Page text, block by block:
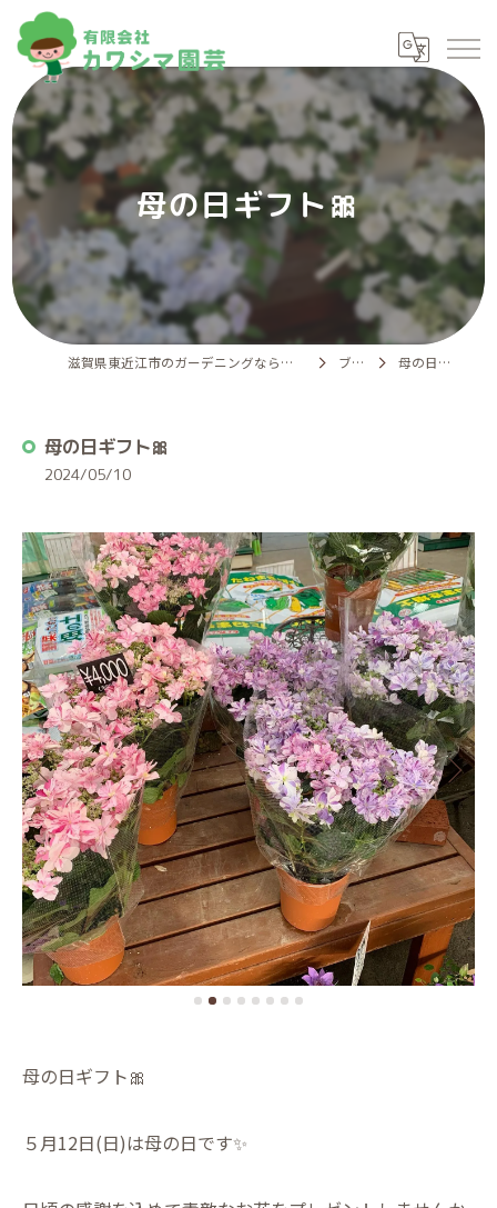
母の日ギフト🎀
滋賀県東近江市のガーデニングなら有限会社カワシマ園芸 ブログ 母の日ギフト🎀
母の日ギフト🎀
2024/05/10
母の日ギフト🎀
５月12日(日)は母の日です✨